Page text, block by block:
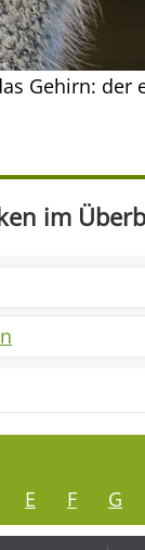
Gehirn: der
im
E F G